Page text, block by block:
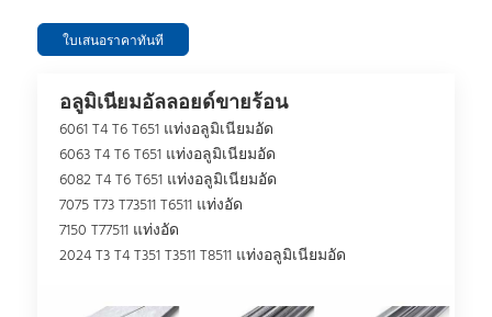
ใบเสนอราคาทันที
อลูมิเนียมอัลลอยด์ขายร้อน
6061 T4 T6 T651 แท่งอลูมิเนียมอัด
6063 T4 T6 T651 แท่งอลูมิเนียมอัด
6082 T4 T6 T651 แท่งอลูมิเนียมอัด
7075 T73 T73511 T6511 แท่งอัด
7150 T77511 แท่งอัด
2024 T3 T4 T351 T3511 T8511 แท่งอลูมิเนียมอัด